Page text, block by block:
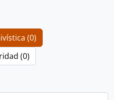
(0)
(0)